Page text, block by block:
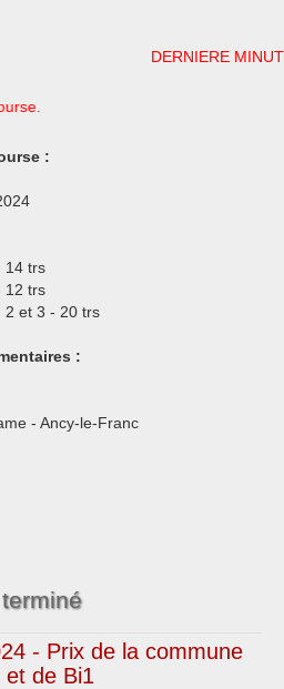
DERNIERE MINUTE
:
14 trs
12 trs
2 et 3 - 20 trs
:
- Ancy-le-Franc
- Prix de la commune
et de Bi1